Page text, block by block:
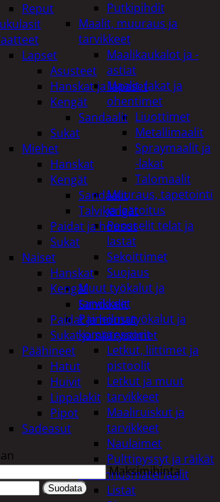
Putkipihdit
Maalit, muuraus ja
tarvikkeet
Maalikaukalot ja -
astiat
Maalit, lakat ja
ohentimet
Liuottimet
Metallimaalit
Spraymaalit ja
-lakat
Talomaalit
Muuraus, tapetointi
ja laatoitus
Pensselit telat ja
lastat
Sekoittimet
Suojaus
Muut työkalut ja
tarvikkeet
Paineilmatyökalut ja
kompressorit
Letkut, liittimet ja
pistoolit
Letkut ja muut
tarvikkeet
Maaliruiskut ja
tarvikkeet
Naulaimet
Pulttipyssyt ja räikät
Rakennusmateriaalit
Listat
Reput
Lapset
Asusteet
Hanskat ja lapaset
Kengät
Sandaalit
Sukat
Miehet
Hanskat
Kengät
Sandaalit
Talvikengät
Paidat ja housut
Sukat
Naiset
Hanskat
Kengät
Sandaalit
Paidat ja housut
Sukat ja säärystimet
Päähineet
Hatut
Huivit
Lippalakit
Pipot
Sadeasut
Maksimihinta
Suodata